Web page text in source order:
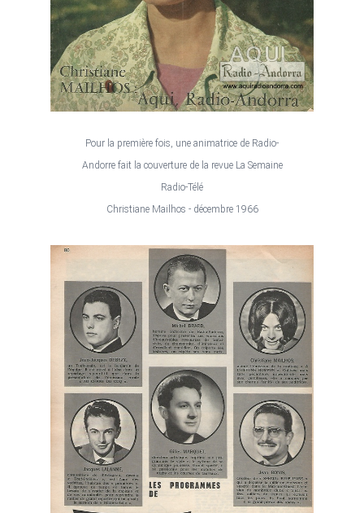
Pour la première fois, une animatrice de Radio-
Andorre fait la couverture de la revue La Semaine
Radio-Télé
Christiane Mailhos - décembre 1966